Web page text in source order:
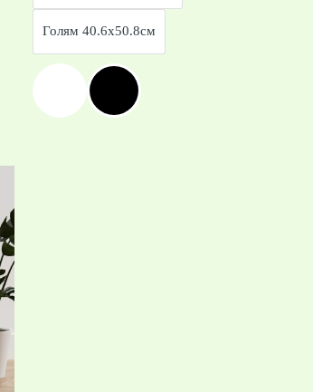
Голям 40.6x50.8см
19,99 €
/
39,10 лв.
through
39,99 €
78,21 лв.